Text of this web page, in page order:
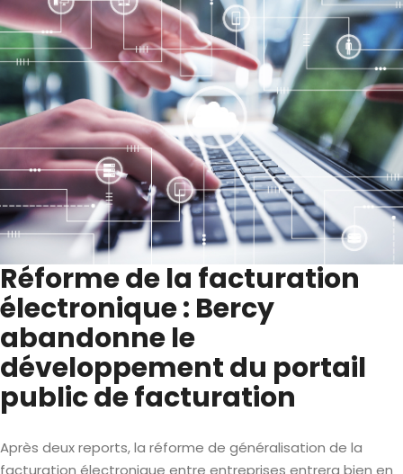
Réforme de la facturation
électronique : Bercy
abandonne le
développement du portail
public de facturation
Après deux reports, la réforme de généralisation de la
facturation électronique entre entreprises entrera bien en